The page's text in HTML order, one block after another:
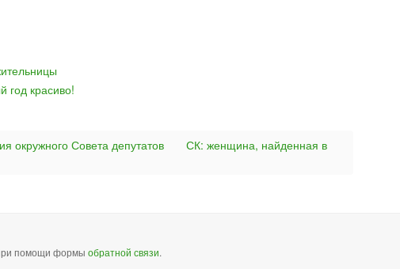
год красиво!
окружного Совета депутатов
СК: женщина, найденная в
помощи формы обратной связи.